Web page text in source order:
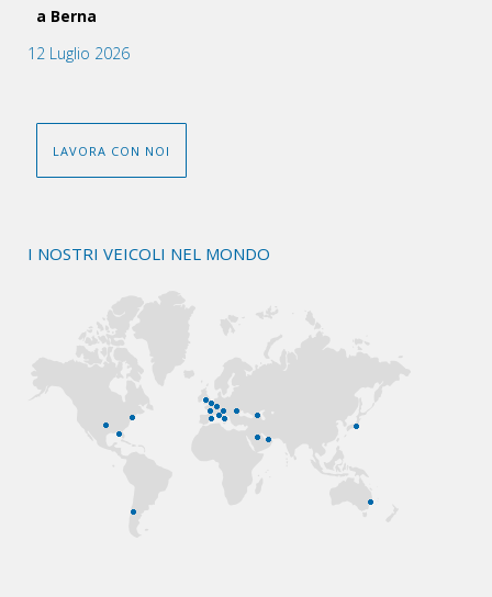
a Berna
12 Luglio 2026
LAVORA CON NOI
I NOSTRI VEICOLI NEL MONDO